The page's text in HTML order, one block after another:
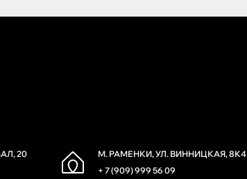
20
М. РАМЕНКИ, УЛ. ВИННИЦКАЯ, 8К4
+ 7 (909) 999 56 09